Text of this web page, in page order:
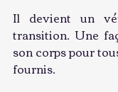
Il devient un
transition. Une
son corps pour
fournis.